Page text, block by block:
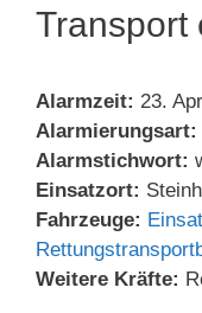
Transport
Alarmzeit: 23.
Alarmierungsart:
Alarmstichwort:
Einsatzort:
Fahrzeuge:
Weitere Kräfte: